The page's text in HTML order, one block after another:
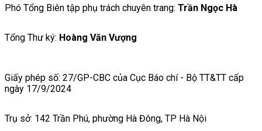
Phó Tổng Biên tập phụ trách chuyên trang: Trần Ngọc Hà
Tổng Thư ký: Hoàng Văn Vượng
Giấy phép số: 27/GP-CBC của Cục Báo chí - Bộ TT&TT cấp
ngày 17/9/2024
Trụ sở: 142 Trần Phú, phường Hà Đông, TP Hà Nội